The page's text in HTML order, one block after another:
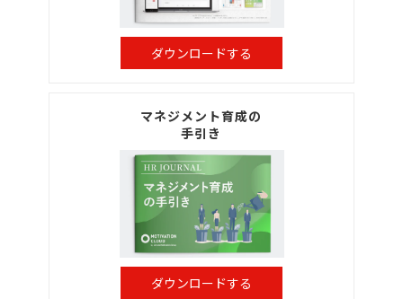
ダウンロードする
マネジメント育成の
手引き
ダウンロードする